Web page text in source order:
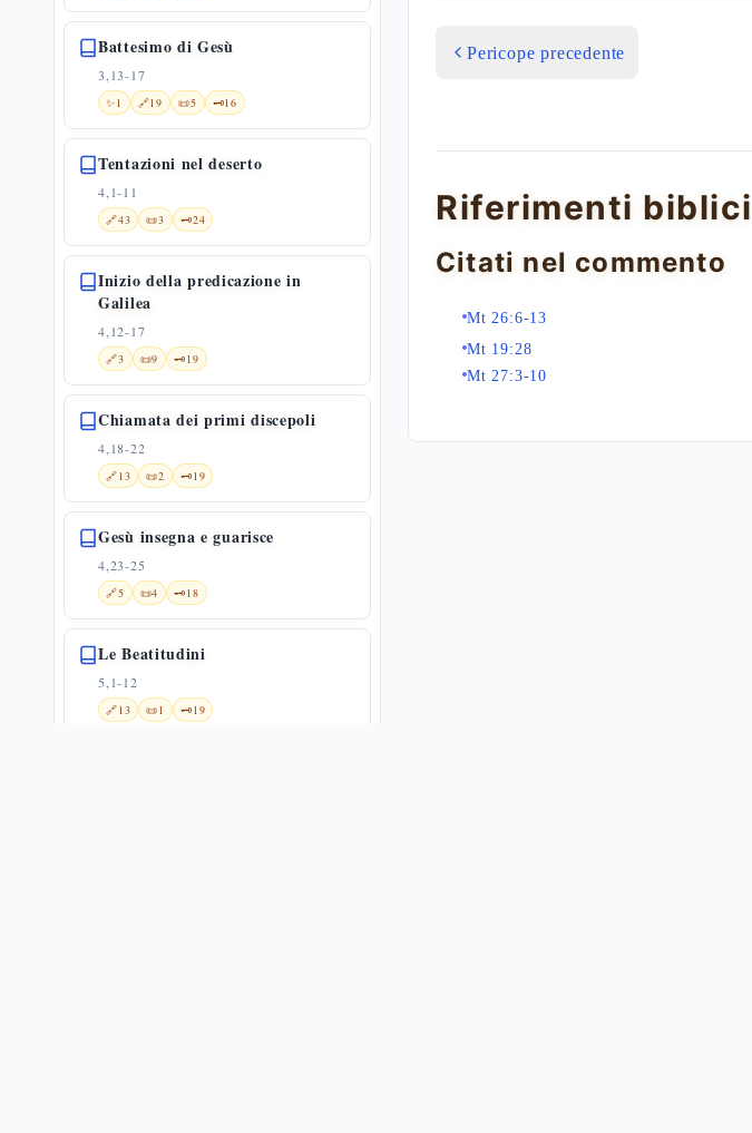
Battesimo di Gesù
3,13-17
✨1 🔗19 📜5 🗝️16
Tentazioni nel deserto
4,1-11
🔗43 📜3 🗝️24
Inizio della predicazione in
Galilea
4,12-17
🔗3 📜9 🗝️19
Chiamata dei primi discepoli
4,18-22
🔗13 📜2 🗝️19
Gesù insegna e guarisce
4,23-25
🔗5 📜4 🗝️18
Le Beatitudini
5,1-12
🔗13 📜1 🗝️19
Pericope precedente
Riferimenti biblici
Citati nel commento
Mt 26:6-13
Mt 19:28
Mt 27:3-10